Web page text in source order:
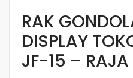
RAK
DISPLAY
JF-15 – RAJA